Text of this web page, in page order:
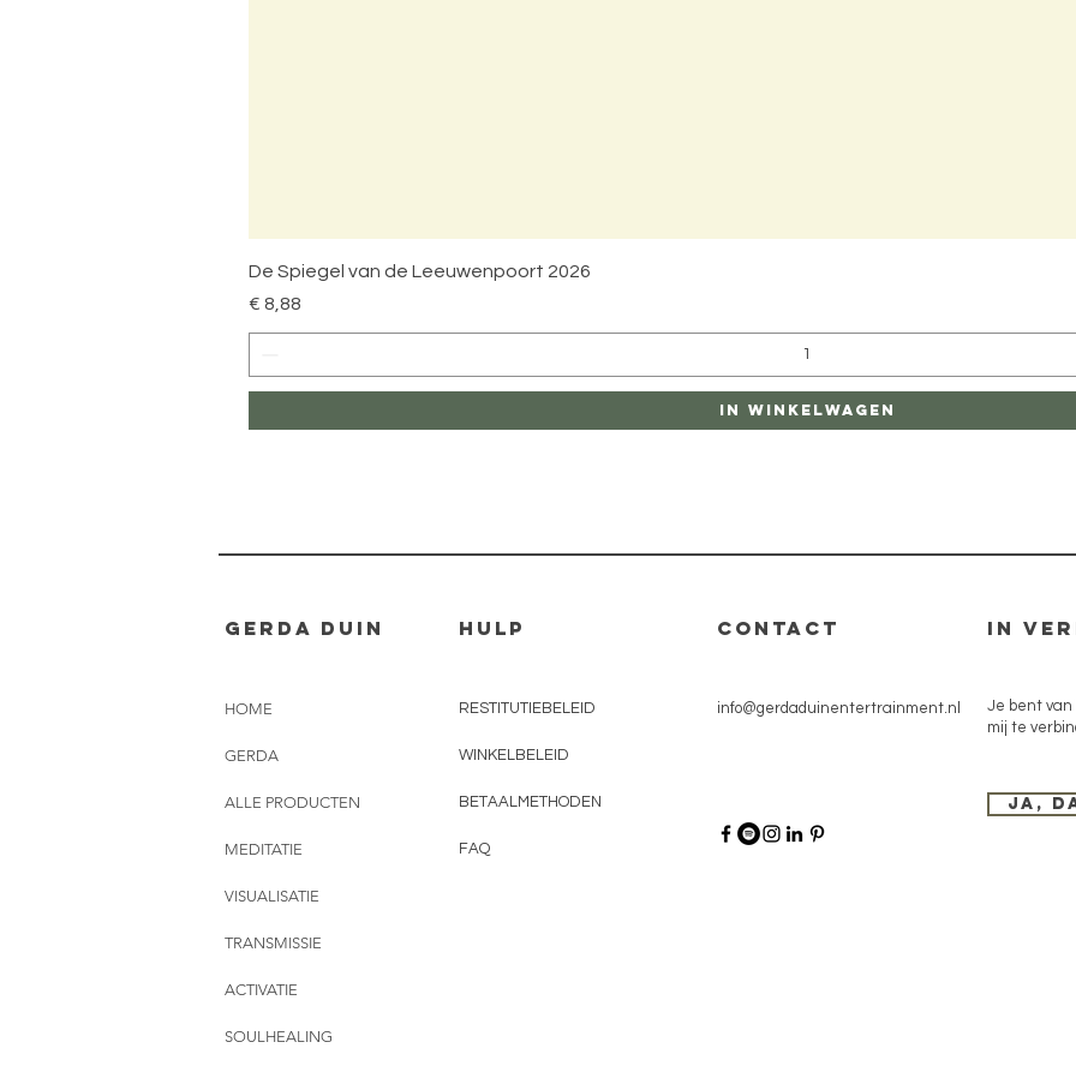
De Spiegel van de Leeuwenpoort 2026
Prijs
€ 8,88
In winkelwagen
Gerda Duin
HOME
GERDA
ALLE PRODUCTEN
MEDITATIE
VISUALISATIE
TRANSMISSIE
ACTIVATIE
SOULHEALING
Hulp
RESTITUTIEBELEID
WINKELBELEID
BETAALMETHODEN
FAQ
CONTACT
info@gerdaduinentertrainment.nl
In
Je bent van
mij te
Ja,